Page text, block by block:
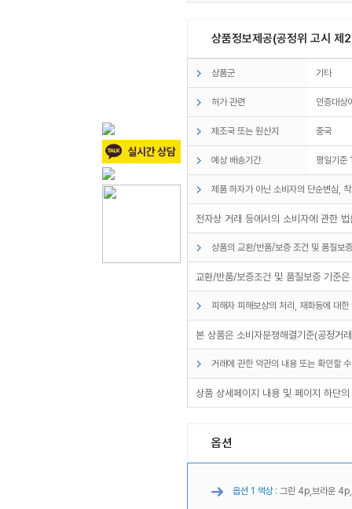
상품정보제공(공정위 고시
상품군 기타
허가 관련 인증대상
제조국 또는 원산지 중국
예상 배송기간 평일기준
제품 하자가 아닌 소비자의 단순변심,
전자상 거래 등에서의 소비자에 관한
상품의 교환/반품/보증 조건 및 품질보
교환/반품/보증조건 및 품질보증 기준
피해자 피해보상의 처리, 재화등에 대
본 상품은 소비자분쟁해결기준(공정거
거래에 관한 약관의 내용 또는 확인할
상품 상세페이지 내용 및 페이지 하단
옵션
옵션 1 색상 : 그린 4p,브라운